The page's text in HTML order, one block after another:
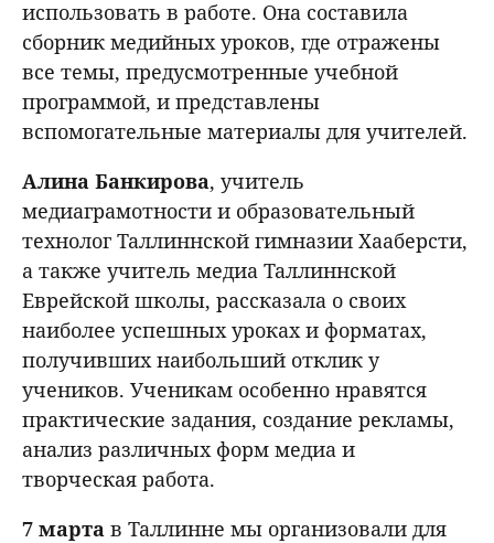
использовать в работе. Она составила
сборник медийных уроков, где отражены
все темы, предусмотренные учебной
программой, и представлены
вспомогательные материалы для учителей.
Алина Банкирова, учитель
медиаграмотности и образовательный
технолог Таллиннской гимназии Хааберсти,
а также учитель медиа Таллиннской
Еврейской школы, рассказала о своих
наиболее успешных уроках и форматах,
получивших наибольший отклик у
учеников. Ученикам особенно нравятся
практические задания, создание рекламы,
анализ различных форм медиа и
творческая работа.
7 марта в Таллинне мы организовали для